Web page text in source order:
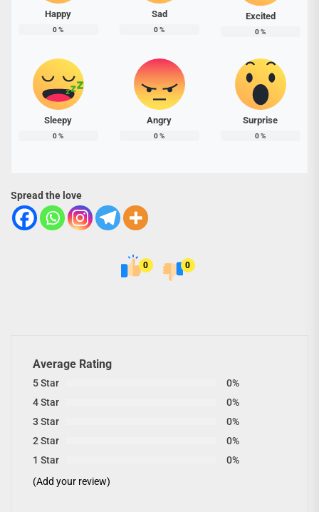
Happy
0%
Sad
0%
Excited
0%
Sleepy
0%
Angry
0%
Surprise
0%
Spread the love
0 0
Average Rating
5 Star
0%
4 Star
0%
3 Star
0%
2 Star
0%
1 Star
0%
(Add your review)